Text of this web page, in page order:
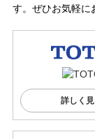
す。ぜひお気軽に
詳しく